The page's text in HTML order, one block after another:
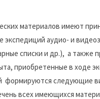
материалов имеют
аудио- и
списки и др.), а также
приобретенные в ходе
формируются следующие
всех имеющихся